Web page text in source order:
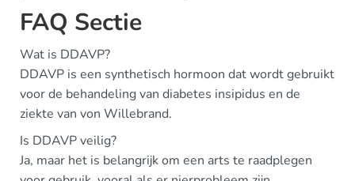
FAQ Sectie
Wat is DDAVP?
DDAVP is een synthetisch hormoon dat wordt gebruikt
voor de behandeling van diabetes insipidus en de
ziekte van von Willebrand.
Is DDAVP veilig?
Ja, maar het is belangrijk om een arts te raadplegen